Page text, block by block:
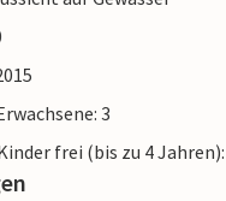
3
frei (bis zu 4 Jahren):